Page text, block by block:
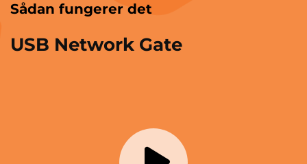
Sådan fungerer det
USB Network Gate